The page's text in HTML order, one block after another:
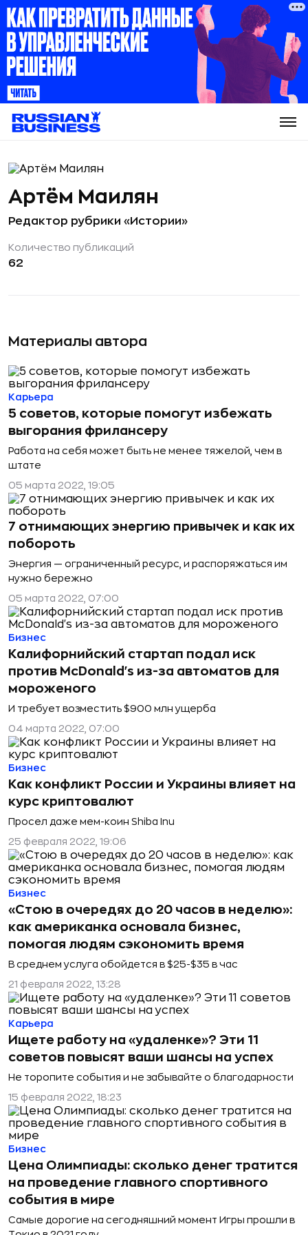
Материалы автора
5 советов, которые помогут избежать
выгорания фрилансеру
Работа на себя может быть не менее тяжелой, чем в
штате
Карьера
05 марта 2022, 19:05
7 отнимающих энергию привычек и как их
побороть
Энергия — ограниченный ресурс, и распоряжаться им
нужно бережно
05 марта 2022, 07:00
Калифорнийский стартап подал иск
против McDonald's из-за автоматов для
мороженого
И требует возместить $900 млн ущерба
Бизнес
04 марта 2022, 07:00
Как конфликт России и Украины влияет на
курс криптовалют
Просел даже мем-коин Shiba Inu
Бизнес
25 февраля 2022, 19:06
«Стою в очередях до 20 часов в неделю»:
как американка основала бизнес,
помогая людям cэкономить время
В среднем услуга обойдется в $25-$35 в час
Бизнес
21 февраля 2022, 13:28
Ищете работу на «удаленке»? Эти 11
советов повысят ваши шансы на успех
Не торопите события и не забывайте о благодарности
Карьера
15 февраля 2022, 18:23
Цена Олимпиады: сколько денег тратится
на проведение главного спортивного
события в мире
Самые дорогие на сегодняшний момент Игры прошли в
Бизнес
Артём Маилян
Редактор рубрики «Истории»
Количество публикаций
62